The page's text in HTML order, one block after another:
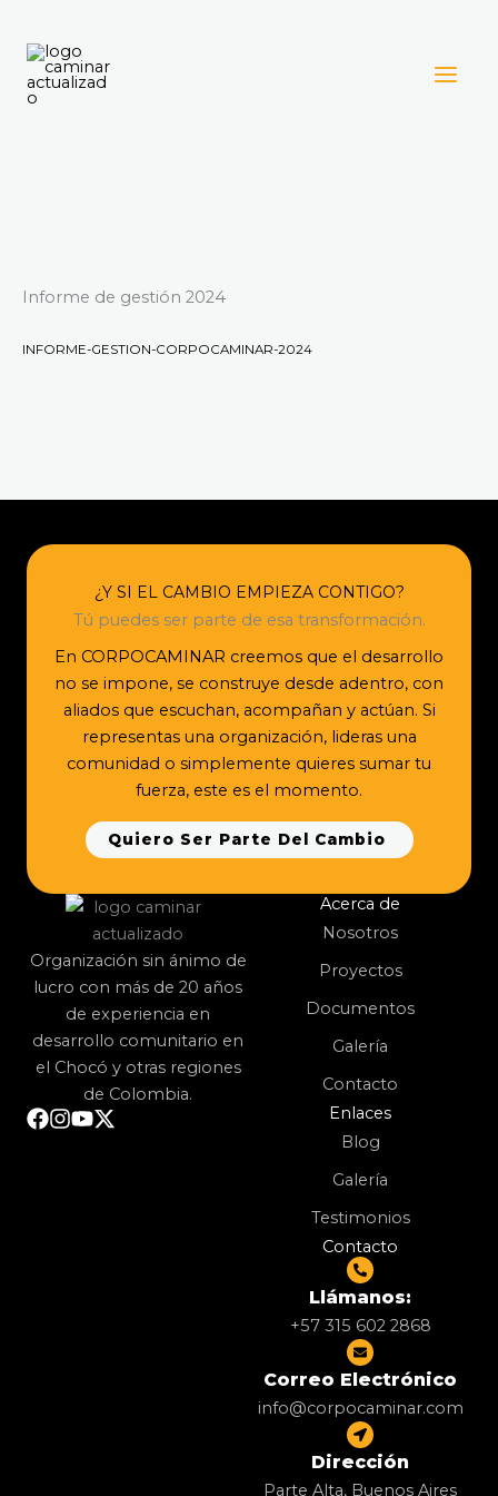
contenido
Informe de gestión 2024
INFORME-GESTION-CORPOCAMINAR-2024
¿Y SI EL CAMBIO EMPIEZA CONTIGO?
Tú puedes ser parte de esa transformación.
En CORPOCAMINAR creemos que el desarrollo
no se impone, se construye desde adentro, con
aliados que escuchan, acompañan y actúan. Si
representas una organización, lideras una
comunidad o simplemente quieres sumar tu
fuerza, este es el momento.
Quiero Ser Parte Del Cambio
Organización sin ánimo de
lucro con más de 20 años
de experiencia en
desarrollo comunitario en
el Chocó y otras regiones
de Colombia.
Acerca de
Nosotros
Proyectos
Documentos
Galería
Contacto
Enlaces
Blog
Galería
Testimonios
Contacto
Llámanos:
+57 315 602 2868
Correo Electrónico
info@corpocaminar.com
Dirección
Parte Alta, Buenos Aires